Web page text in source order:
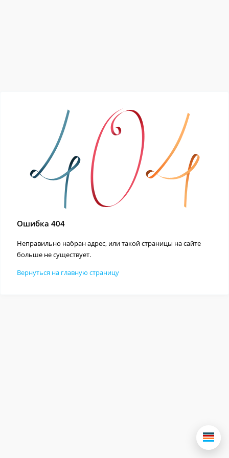
Ошибка 404
Неправильно набран адрес, или такой страницы на сайте
больше не существует.
Вернуться на главную страницу